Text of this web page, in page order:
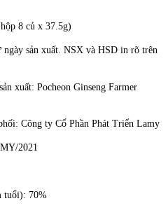
8 củ x 37.5g)
ngày sản xuất. NSX và HSD in rõ trên
xuất: Pocheon Ginseng Farmer
Công ty Cổ Phần Phát Triển Lamy
2021
tuổi): 70%